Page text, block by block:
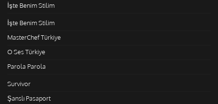
İşte Benim Stilim
İşte Benim Stilim
MasterChef Türkiye
O Ses Türkiye
Parola Parola
Survivor
Şanslı Pasaport